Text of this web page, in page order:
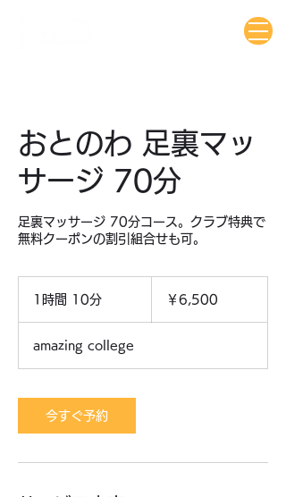
おとのわ 足裏マッ
サージ 70分
足裏マッサージ 70分コース。クラブ特典で
無料クーポンの割引組合せも可。
1時間 10分
0
分
￥6,500
amazing college
今すぐ予約